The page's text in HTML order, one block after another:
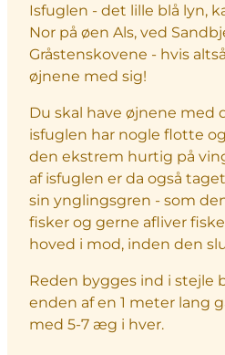
Isfuglen - det lille blå lyn,
Nor på øen Als, ved
Gråstenskovene - hvis
øjnene med sig!
Du skal have øjnene med
isfuglen har nogle flotte
den ekstrem hurtig på
af isfuglen er da også
sin ynglingsgren - som
fisker og gerne afliver
hoved i mod, inden den
Reden bygges ind i stejle
enden af en 1 meter lang
med 5-7 æg i hver.